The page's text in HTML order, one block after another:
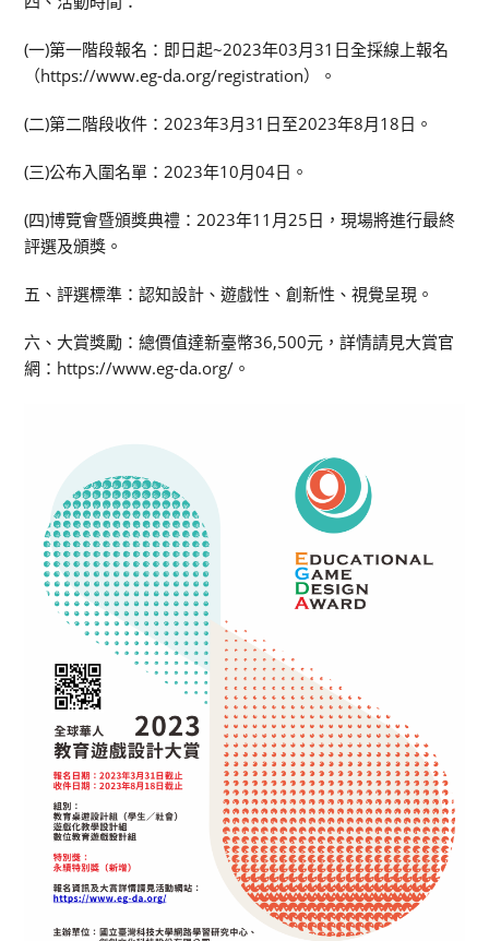
(一)第一階段報名：即日起~2023年03月31日全採線上報名
（https://www.eg-da.org/registration）。
(二)第二階段收件：2023年3月31日至2023年8月18日。
(三)公布入圍名單：2023年10月04日。
(四)博覽會暨頒獎典禮：2023年11月25日，現場將進行最終
評選及頒獎。
五、評選標準：認知設計、遊戲性、創新性、視覺呈現。
六、大賞獎勵：總價值達新臺幣36,500元，詳情請見大賞官
網：https://www.eg-da.org/。